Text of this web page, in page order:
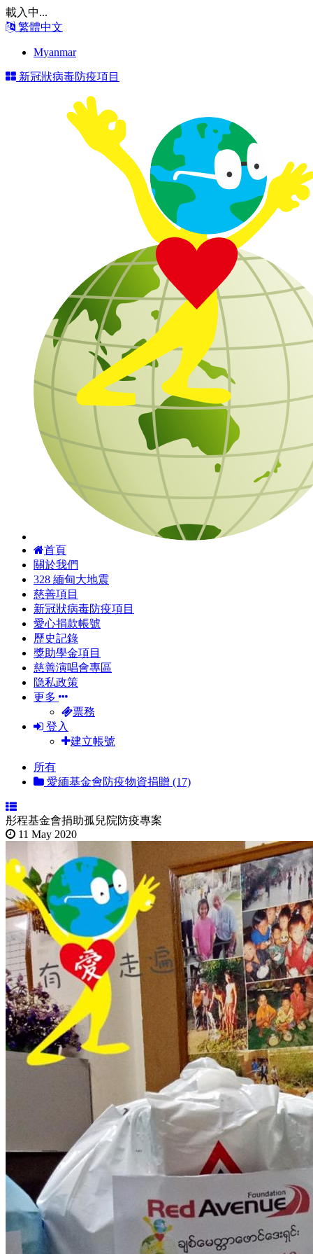
載入中...
繁體中文
Myanmar
新冠狀病毒防疫項目
首頁
關於我們
328 緬甸大地震
慈善項目
新冠狀病毒防疫項目
愛心捐款帳號
歷史記錄
獎助學金項目
慈善演唱會專區
隐私政策
更多
票務
登入
建立帳號
所有
愛緬基金會防疫物資捐贈 (17)
彤程基金會捐助孤兒院防疫專案
11 May 2020